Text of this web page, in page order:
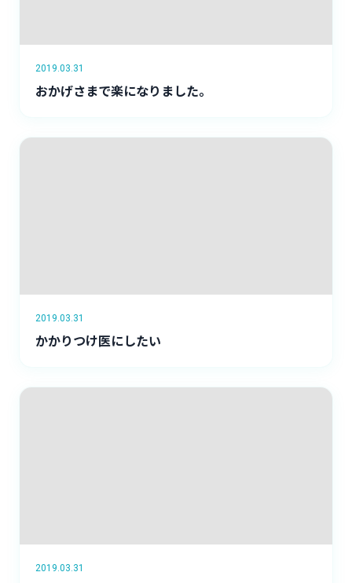
2019.03.31
おかげさまで楽になりました。
2019.03.31
かかりつけ医にしたい
2019.03.31